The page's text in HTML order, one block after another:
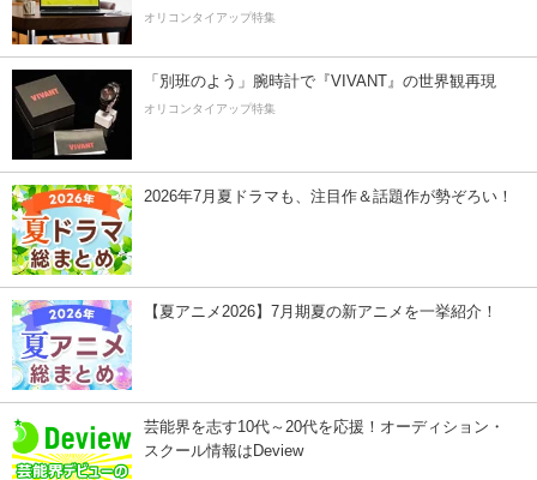
オリコンタイアップ特集
「別班のよう」腕時計で『VIVANT』の世界観再現
オリコンタイアップ特集
2026年7月夏ドラマも、注目作＆話題作が勢ぞろい！
【夏アニメ2026】7月期夏の新アニメを一挙紹介！
芸能界を志す10代～20代を応援！オーディション・
スクール情報はDeview